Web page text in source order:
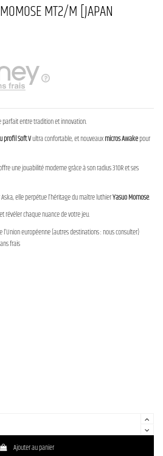
MT2/M [JAPAN
parfait entre tradition et innovation.
profil Soft Vultra confortable, et nouveauxmicros Awakepour
une jouabilité moderne grâce à son radius 310R et ses
elle perpétue l’héritage du maître luthierYasuo Momose.
révéler chaque nuance de votre jeu.
européenne (autres destinations : nous consulter)
frais
Ajouter au panier